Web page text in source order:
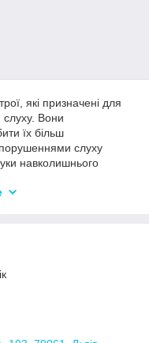
які призначені для
Вони
їх більш
слуху
навколишнього
слухових апаратів:
різного ступеня,
людям більш повно
та особливостей